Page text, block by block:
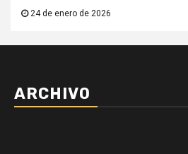
24 de enero de 2026
ARCHIVO